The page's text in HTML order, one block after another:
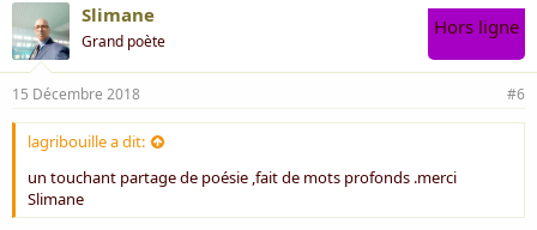
Slimane
Grand poète
Hors ligne
15 Décembre 2018 #6
lagribouille a dit:
un touchant partage de poésie ,fait de mots profonds .merci
Slimane